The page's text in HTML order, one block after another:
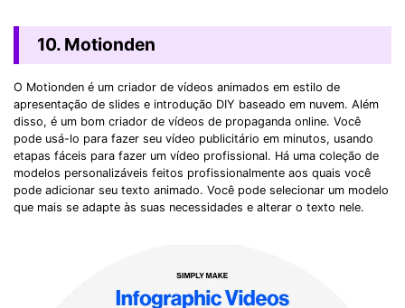
10. Motionden
O Motionden é um criador de vídeos animados em estilo de
apresentação de slides e introdução DIY baseado em nuvem. Além
disso, é um bom criador de vídeos de propaganda online. Você
pode usá-lo para fazer seu vídeo publicitário em minutos, usando
etapas fáceis para fazer um vídeo profissional. Há uma coleção de
modelos personalizáveis ​​feitos profissionalmente aos quais você
pode adicionar seu texto animado. Você pode selecionar um modelo
que mais se adapte às suas necessidades e alterar o texto nele.